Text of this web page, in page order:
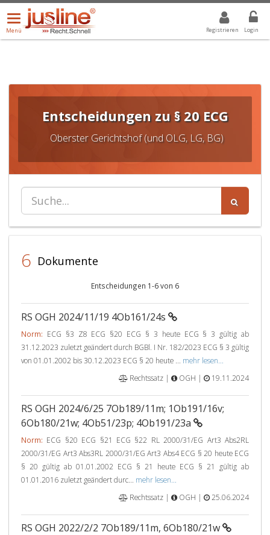
Registrieren Login
Menü
öffnen/schließen
Menü
ALLE DROPDOWN: GEWÄHLTER WERT IST ALLE
Entscheidungen zu § 20 ECG
Oberster Gerichtshof (und OLG, LG, BG)
6 Dokumente
Entscheidungen 1-6 von 6
RS OGH 2024/11/19 4Ob161/24s
Norm: ECG §3 Z8 ECG §20 ECG § 3 heute ECG § 3 gültig ab
31.12.2023 zuletzt geändert durch BGBl. I Nr. 182/2023 ECG § 3 gültig
von 01.01.2002 bis 30.12.2023 ECG § 20 heute ... mehr lesen...
Rechtssatz |
OGH | 19.11.2024
RS OGH 2024/6/25 7Ob189/11m; 1Ob191/16v;
6Ob180/21w; 4Ob51/23p; 4Ob191/23a
Norm: ECG §20 ECG §21 ECG §22 RL 2000/31/EG Art3 Abs2RL
2000/31/EG Art3 Abs3RL 2000/31/EG Art3 Abs4 ECG § 20 heute ECG
§ 20 gültig ab 01.01.2002 ECG § 21 heute ECG § 21 gültig ab
01.01.2016 zuletzt geändert durc... mehr lesen...
Rechtssatz |
OGH | 25.06.2024
RS OGH 2022/2/2 7Ob189/11m, 6Ob180/21w